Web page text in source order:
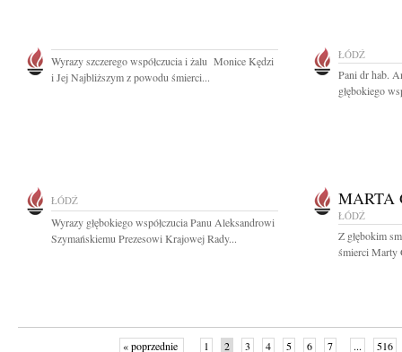
Wyrazy szczerego współczucia i żalu Monice Kędzi
i Jej Najbliższym z powodu śmierci...
ŁÓDŹ
Pani dr hab.
głębokiego
ŁÓDŹ
Wyrazy głębokiego współczucia Panu Aleksandrowi
Szymańskiemu Prezesowi Krajowej Rady...
MARTA
ŁÓDŹ
Z głębokim
śmierci Marty
« poprzednie 1 2 3 4 5 6 7 ... 516